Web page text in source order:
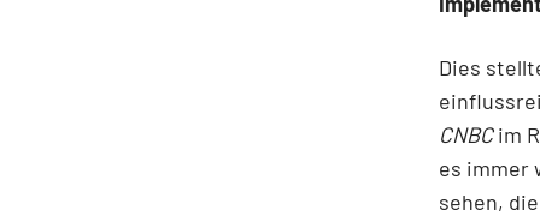
Dies
CNBCim
es immer
sehen,